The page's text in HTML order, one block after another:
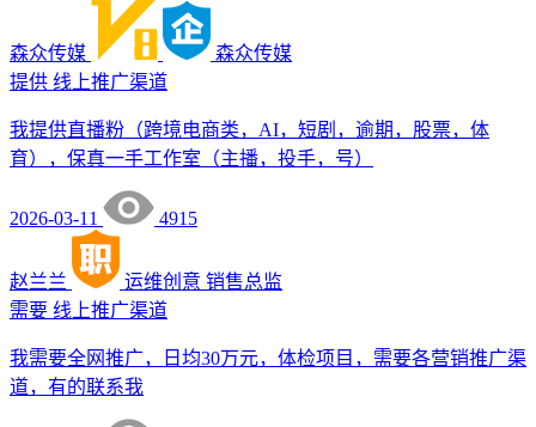
森众传媒
森众传媒
提供 线上推广渠道
我提供直播粉（跨境电商类，AI，短剧，逾期，股票，体
育），保真一手工作室（主播，投手，号）
2026-03-11 4915
赵兰兰 运维创意 销售总监
需要 线上推广渠道
我需要全网推广，日均30万元，体检项目，需要各营销推广渠
道，有的联系我